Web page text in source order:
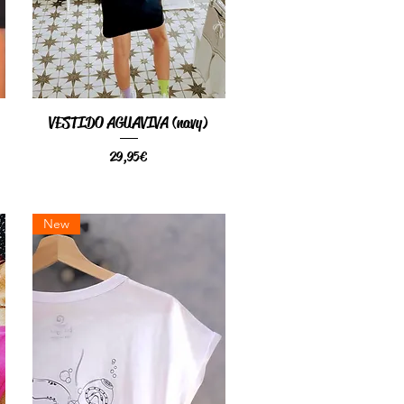
Vista rápida
VESTIDO AGUAVIVA (navy)
Precio
29,95 €
New